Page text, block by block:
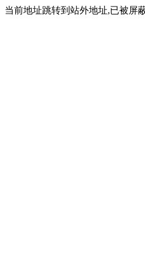
当前地址跳转到站外地址,已被屏